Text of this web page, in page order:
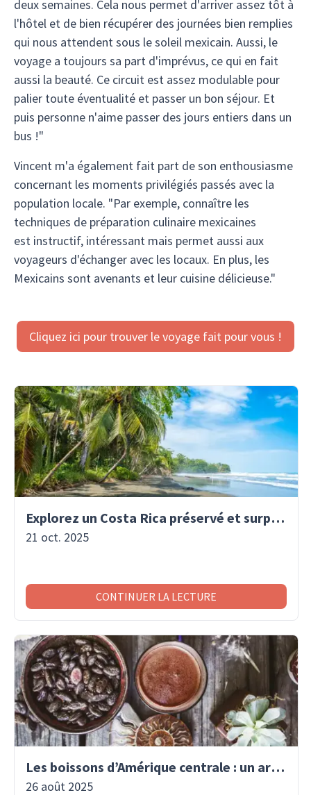
deux semaines. Cela nous permet d'arriver assez tôt à
l'hôtel et de bien récupérer des journées bien remplies
qui nous attendent sous le soleil mexicain. Aussi, le
voyage a toujours sa part d'imprévus, ce qui en fait
aussi la beauté. Ce circuit est assez modulable pour
palier toute éventualité et passer un bon séjour. Et
puis personne n'aime passer des jours entiers dans un
bus !"
Vincent m'a également fait part de son enthousiasme
concernant les moments privilégiés passés avec la
population locale. "Par exemple, connaître les
techniques de préparation culinaire mexicaines
est instructif, intéressant mais permet aussi aux
voyageurs d'échanger avec les locaux. En plus, les
Mexicains sont avenants et leur cuisine délicieuse."
Cliquez ici pour trouver le voyage fait pour vous !
Explorez un Costa Rica préservé et surprenant
21 oct. 2025
CONTINUER LA LECTURE
Les boissons d’Amérique centrale : un art de vivre traditionnel
26 août 2025